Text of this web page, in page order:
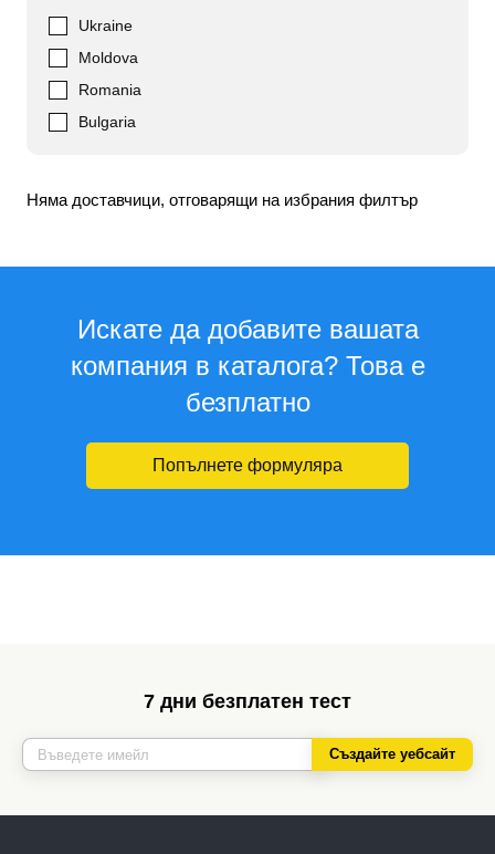
Ukraine
Moldova
Romania
Bulgaria
Няма доставчици, отговарящи на избрания филтър
Искате да добавите вашата
компания в каталога? Това е
безплатно
Попълнете формуляра
7 дни безплатен тест
Създайте уебсайт